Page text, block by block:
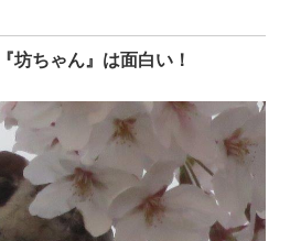
坊ちゃん』は面白い！